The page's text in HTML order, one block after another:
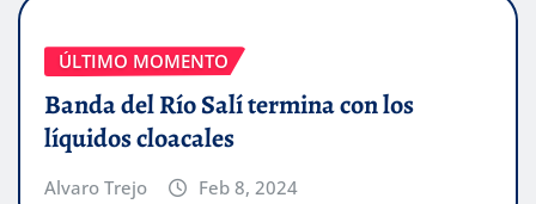
ÚLTIMO MOMENTO
Banda del Río Salí termina con los
líquidos cloacales
Alvaro Trejo Feb 8, 2024